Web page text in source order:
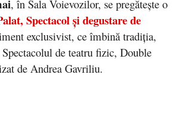
, în Sala Voievozilor, se pregătește o
Spectacol și degustare de
exclusivist, ce îmbină tradiția,
de teatru fizic, Double
de Andrea Gavriliu.